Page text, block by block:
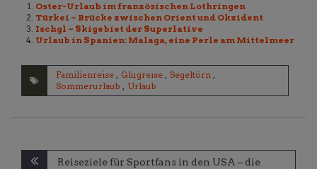
Oster-Urlaub im französischen Lothringen
Türkei – Brücke zwischen Orient und Okzident
Ischgl – Skigebiet der Superlative
Urlaub in Spanien: Malaga, eine Perle am Mittelmeer
Familienreise , Glugreise , Segeltörn ,
Sommerurlaub , Urlaub
Beitragsnavigation
Reiseziele für Sportfans in den USA – die